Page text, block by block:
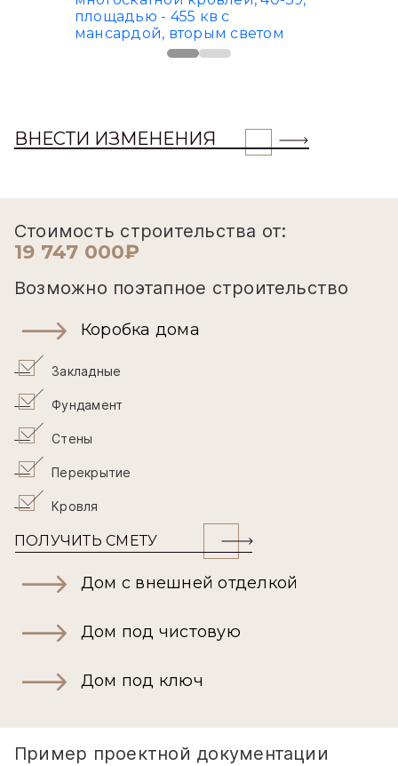
ВНЕСТИ ИЗМЕНЕНИЯ
Стоимость строительства от:
19 747 000₽
Возможно поэтапное строительство
Коробка дома
Закладные
Фундамент
Стены
Перекрытие
Кровля
ПОЛУЧИТЬ СМЕТУ
Дом с внешней отделкой
Дом под чистовую
Дом под ключ
Пример проектной документации